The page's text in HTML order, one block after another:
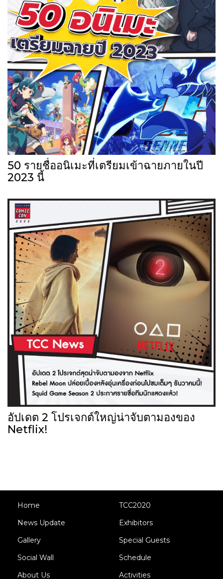
50 รายชื่ออนิเมะที่เตรียมเข้าฉายภายในปี
2023 นี้
อัปเดต 2 โปรเจกต์ใหญ่น่าจับตามองของ
Netflix!
Home
News Update
Gallery
Social Wall
About Us
TCC2020
Exhibitors
Special Guests
Schedule
Activities